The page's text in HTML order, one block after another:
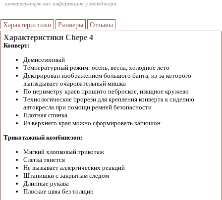
интересующую вас информацию у менеджера.
Характеристики Размеры Отзывы
Характеристики Chepe 4
Конверт:
Демисезонный
Температурный режим: осень, весна, холодное лето
Декорирован изображением большого банта, из-за которого
выглядывает очаровательный мишка
По периметру краев пришито неброское, изящное кружево
Технологические прорези для крепления конверта к сидению
автокресла при помощи ремней безопасности
Плотная спинка
Из верхнего края можно сформировать капюшон
Трикотажный комбинезон:
Мягкий хлопковый трикотаж
Слегка тянется
Не вызывает аллергических реакций
Штанишки с закрытым следом
Длинные рукава
Плоские швы без толщин